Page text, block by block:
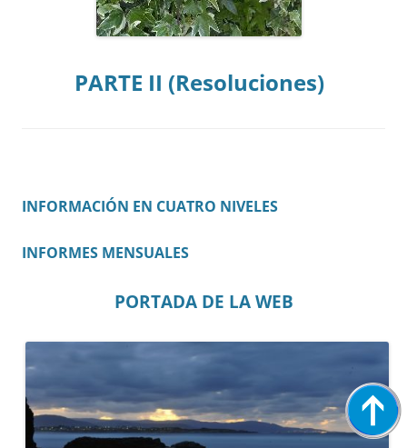
PARTE II (Resoluciones)
INFORMACIÓN EN CUATRO NIVELES
INFORMES MENSUALES
PORTADA DE LA WEB